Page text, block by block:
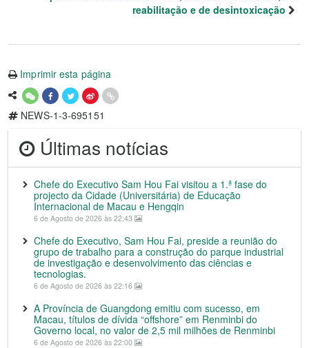
reabilitação e de desintoxicação
Imprimir esta página
NEWS-1-3-695151
Últimas notícias
Chefe do Executivo Sam Hou Fai visitou a 1.ª fase do
projecto da Cidade (Universitária) de Educação
Internacional de Macau e Hengqin
6 de Agosto de 2026 às 22:43
Chefe do Executivo, Sam Hou Fai, preside a reunião do
grupo de trabalho para a construção do parque industrial
de investigação e desenvolvimento das ciências e
tecnologias.
6 de Agosto de 2026 às 22:16
A Província de Guangdong emitiu com sucesso, em
Macau, títulos de dívida “offshore” em Renminbi do
Governo local, no valor de 2,5 mil milhões de Renminbi
6 de Agosto de 2026 às 22:00